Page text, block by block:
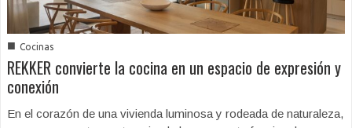
■ Cocinas
REKKER convierte la cocina en un espacio de expresión y
conexión
En el corazón de una vivienda luminosa y rodeada de naturaleza,